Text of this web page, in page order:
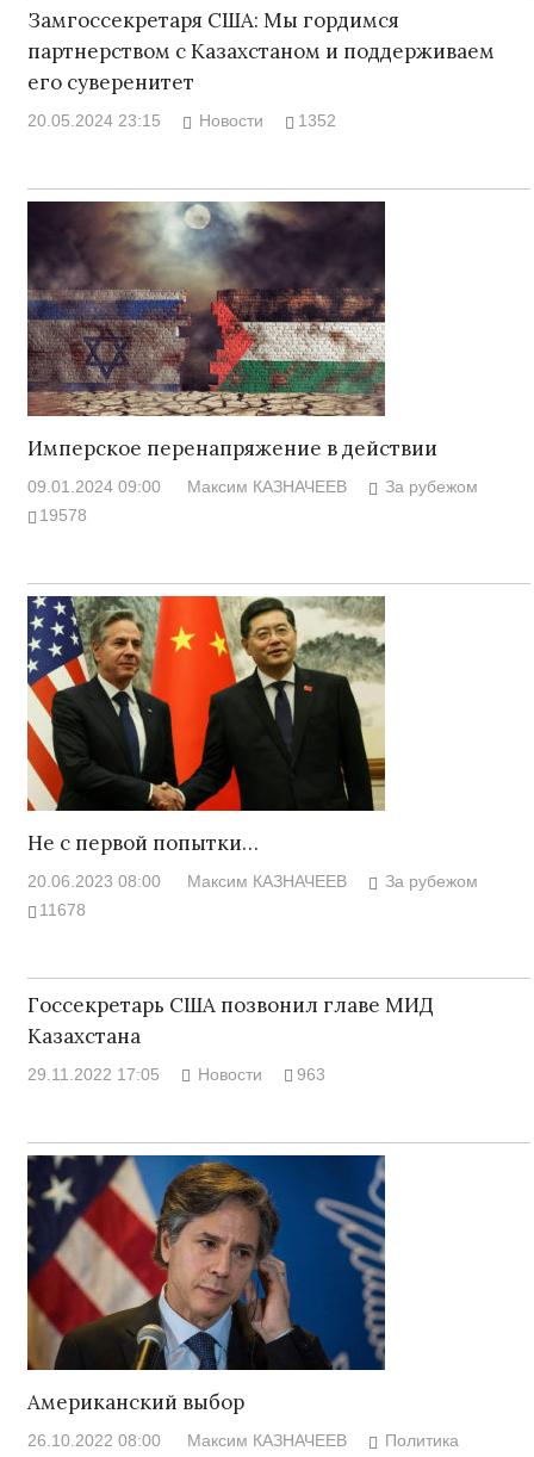
Замгоссекретаря США: Мы гордимся
партнерством с Казахстаном и поддерживаем
его суверенитет
20.05.2024 23:15 Новости 1352
Имперское перенапряжение в действии
09.01.2024 09:00 Максим КАЗНАЧЕЕВ
За рубежом
19578
Не с первой попытки…
20.06.2023 08:00 Максим КАЗНАЧЕЕВ
За рубежом
11678
Госсекретарь США позвонил главе МИД
Казахстана
29.11.2022 17:05 Новости 963
Американский выбор
26.10.2022 08:00 Максим КАЗНАЧЕЕВ
Политика